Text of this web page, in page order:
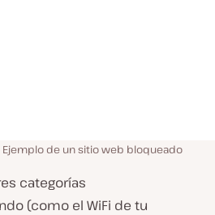
Ejemplo de un sitio web bloqueado
categorías
(como el WiFi de tu